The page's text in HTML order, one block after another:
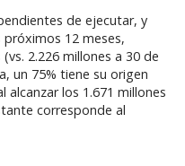
de ejecutar, y
12 meses,
2.226 millones a 30 de
un 75% tiene su origen
alcanzar los 1.671 millones
corresponde al